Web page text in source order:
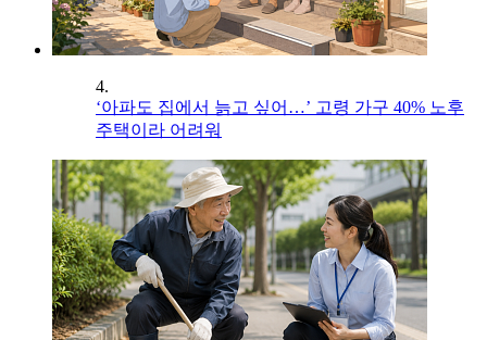
4.
‘아파도 집에서 늙고 싶어…’ 고령 가구 40% 노후
주택이라 어려워